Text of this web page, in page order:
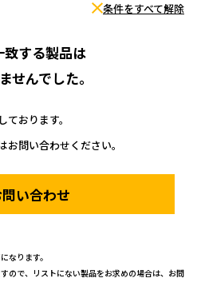
条件をすべて解除
致する製品は
せんでした。
おります。
問い合わせください。
い合わせ
なります。
ので、リストにない製品をお求めの場合は、お問